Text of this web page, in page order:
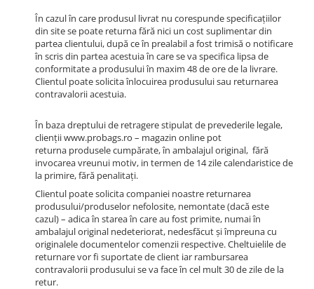
În cazul în care produsul livrat nu corespunde specificațiilor
din site se poate returna fără nici un cost suplimentar din
partea clientului, după ce în prealabil a fost trimisă o notificare
în scris din partea acestuia în care se va specifica lipsa de
conformitate a produsului în maxim 48 de ore de la livrare.
Clientul poate solicita înlocuirea produsului sau returnarea
contravalorii acestuia.
În baza dreptului de retragere stipulat de prevederile legale,
clienții www.probags.ro – magazin online pot
returna produsele cumpărate, în ambalajul original, fără
invocarea vreunui motiv, in termen de 14 zile calendaristice de
la primire, fără penalitați.
Clientul poate solicita companiei noastre returnarea
produsului/produselor nefolosite, nemontate (dacă este
cazul) – adica în starea în care au fost primite, numai în
ambalajul original nedeteriorat, nedesfăcut și împreuna cu
originalele documentelor comenzii respective. Cheltuielile de
returnare vor fi suportate de client iar rambursarea
contravalorii produsului se va face în cel mult 30 de zile de la
retur.